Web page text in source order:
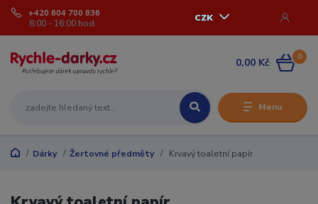
Menu
CZK
+420 604 700 836
8:00 - 16:00 hod.
0
0,00 Kč
Dárky Žertovné předměty Krvavý toaletní papír